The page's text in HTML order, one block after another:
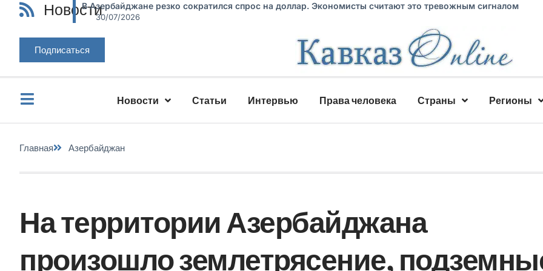
НовостиВ Азербайджане резко сократился спрос на доллар. Экономисты считают это тревожным сигналом
30/07/2026
Подписаться
Новости Статьи Интервью Права человека Страны Регионы
Главная Азербайджан
На территории Азербайджана
произошло землетрясение,